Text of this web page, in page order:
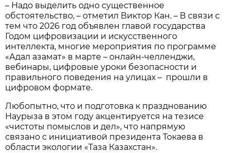
– Надо выделить одно существенное
обстоятельство, – отметил Виктор Кан. – В связи с
тем что 2026 год объявлен главой государства
Годом цифровизации и искусственного
интеллекта, многие мероприятия по программе
«Адал азамат» в марте – онлайн-челленджи,
вебинары, цифровые уроки безопасности и
правильного поведения на улицах – прошли в
цифровом формате.
Любопытно, что и подготовка к празднованию
Наурыза в этом году акцентируется на тезисе
«чистоты помыслов и дел», что напрямую
связано с инициативой президента Токаева в
области экологии «Таза Казахстан».